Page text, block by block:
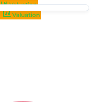
Valuation
Valuation